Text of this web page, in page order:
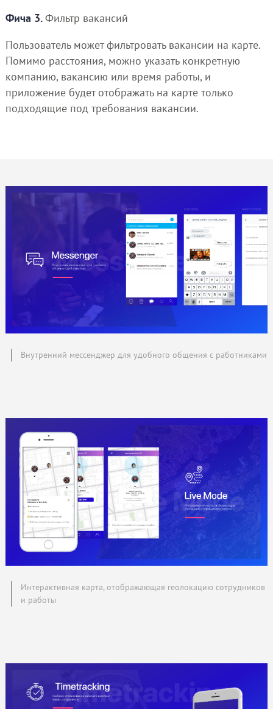
Фича 3.Фильтр вакансий
Пользователь может фильтровать вакансии на карте.
Помимо расстояния, можно указать конкретную
компанию, вакансию или время работы, и
приложение будет отображать на карте только
подходящие под требования вакансии.
Внутренний мессенджер для удобного общения с работниками
Интерактивная карта, отображающая геолокацию сотрудников
и работы